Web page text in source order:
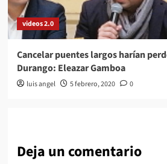
videos 2.0
Cancelar puentes largos harían
Durango: Eleazar Gamboa
luis angel 5 febrero, 2020 0
Deja un comentario